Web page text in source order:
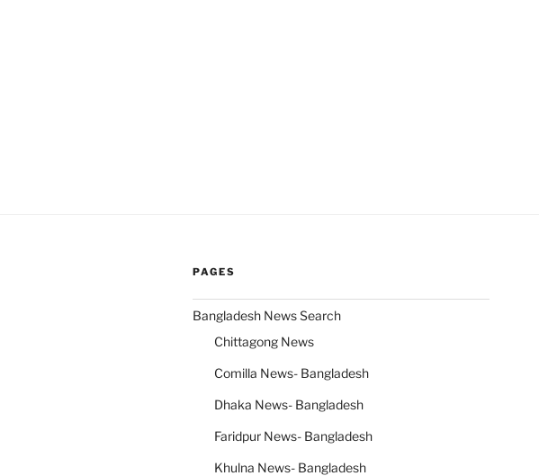
PAGES
Bangladesh News Search
Chittagong News
Comilla News- Bangladesh
Dhaka News- Bangladesh
Faridpur News- Bangladesh
Khulna News- Bangladesh